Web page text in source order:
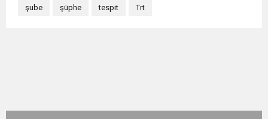
şube şüphe tespit Trt